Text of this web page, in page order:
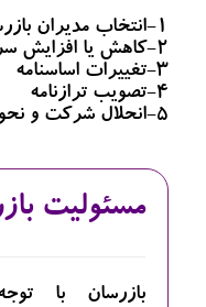
1-انتخاب مدیران بازرس یا بازرسان
2-کاهش یا افزایش سرمایه
3-تغییرات اساسنامه
4-تصویب ترازنامه
5-انحلال شرکت و نحوه تصفیه آن
مسئولیت
بازرسان با